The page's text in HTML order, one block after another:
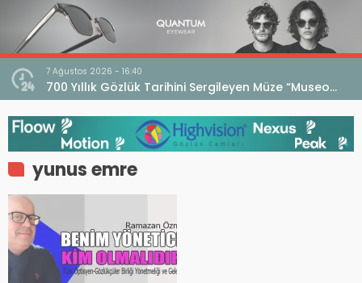
7 Ağustos 2026 - 16:40
700 Yıllık Gözlük Tarihini Sergileyen Müze “Museo
dell’Occhiale”
yunus emre